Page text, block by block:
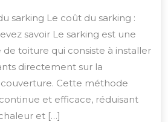
votre
confort
avec
le
sarking
:
sarking Le coût du sarking :
savoir Le sarking est une
toiture qui consiste à installer
directement sur la
Cette méthode
et efficace, réduisant
et […]